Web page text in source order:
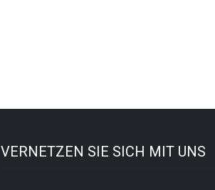
VERNETZEN SIE SICH MIT UNS